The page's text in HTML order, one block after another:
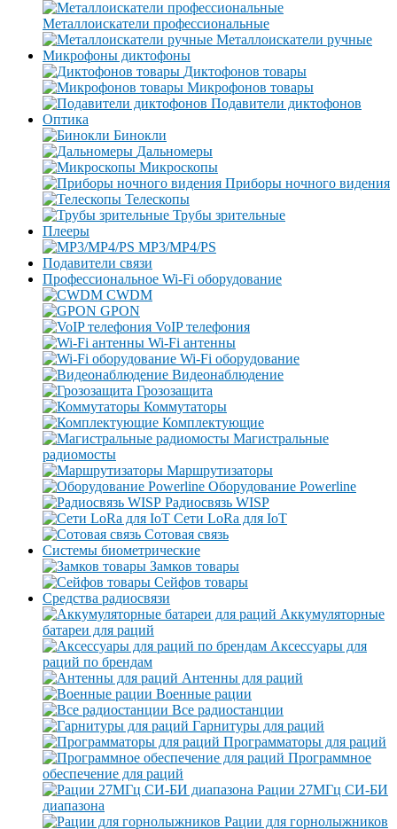
Металлоискатели профессиональные
Металлоискатели ручные
Микрофоны диктофоны
Диктофонов товары
Микрофонов товары
Подавители диктофонов
Оптика
Бинокли
Дальномеры
Микроскопы
Приборы ночного видения
Телескопы
Трубы зрительные
Плееры
MP3/MP4/PS
Подавители связи
Профессиональное Wi-Fi оборудование
CWDM
GPON
VoIP телефония
Wi-Fi антенны
Wi-Fi оборудование
Видеонаблюдение
Грозозащита
Коммутаторы
Комплектующие
Магистральные
радиомосты
Маршрутизаторы
Оборудование Powerline
Радиосвязь WISP
Сети LoRa для IoT
Сотовая связь
Системы биометрические
Замков товары
Сейфов товары
Средства радиосвязи
Аккумуляторные
батареи для раций
Аксессуары для
раций по брендам
Антенны для раций
Военные рации
Все радиостанции
Гарнитуры для раций
Программаторы для раций
Программное
обеспечение для раций
Рации 27МГц СИ-БИ
диапазона
Рации для горнолыжников